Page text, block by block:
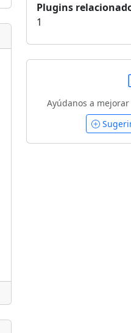
Plugins
1
Ayúdanos a